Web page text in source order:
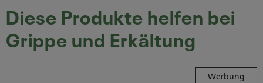
Diese Produkte helfen bei
Grippe und Erkältung
Werbung